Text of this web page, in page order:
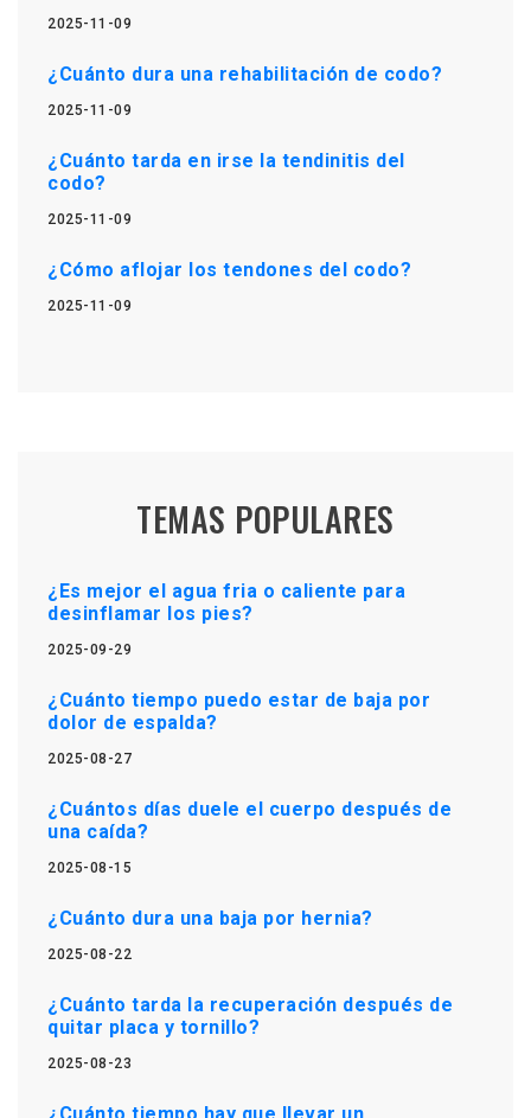
2025-11-09
¿Cuánto dura una rehabilitación de codo?
2025-11-09
¿Cuánto tarda en irse la tendinitis del
codo?
2025-11-09
¿Cómo aflojar los tendones del codo?
2025-11-09
TEMAS POPULARES
¿Es mejor el agua fria o caliente para
desinflamar los pies?
2025-09-29
¿Cuánto tiempo puedo estar de baja por
dolor de espalda?
2025-08-27
¿Cuántos días duele el cuerpo después de
una caída?
2025-08-15
¿Cuánto dura una baja por hernia?
2025-08-22
¿Cuánto tarda la recuperación después de
quitar placa y tornillo?
2025-08-23